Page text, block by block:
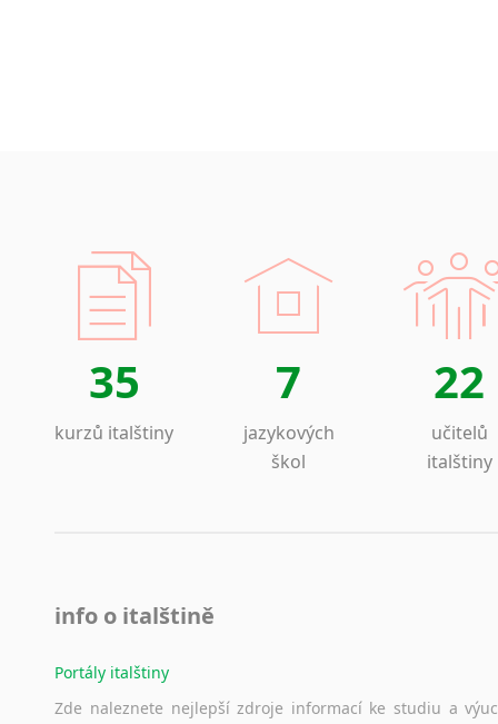
35
kurzů italštiny
7
jazykových
škol
22
učitelů
italštiny
info o italštině
Portály italštiny
Zde naleznete nejlepší zdroje informací ke studiu a